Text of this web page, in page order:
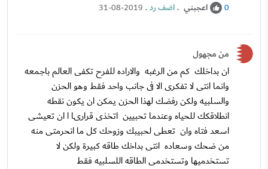
0 اعجبني .اضف رد.
31-08-2019
من مجهول
ان بداخلك كم من الرغبه والاراده للفرح تكفى العالم باجمعه
وانما انتى لا تفكرى الا فى جانب واحد فقط وهو الحزن
والسلبيه ولكن رفضك لهذا الحزن يمكن ان يكون نقطه
انطلاقكك للحياه وعندما تحبيين اتخذى قرارىا ا ان تعيشى
اسعد فتاه وان تعطى لحبيبك وزوحك كل ما انحرمتى منه
من ضحك وسعاده انتى بداخك طاقه كبيرة ولكن لا
تستخدميها وتستخدمى الطاقه اللسلبيه فقط